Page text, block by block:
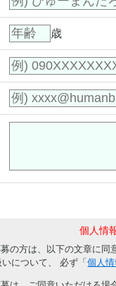
歳
個人情
の方は、以下の文章に同
いについて、 必ず「個人